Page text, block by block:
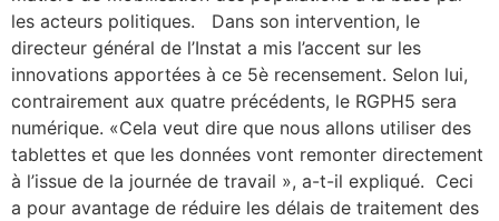
les acteurs politiques. Dans son intervention, le
directeur général de l’Instat a mis l’accent sur les
innovations apportées à ce 5è recensement. Selon lui,
contrairement aux quatre précédents, le RGPH5 sera
numérique. «Cela veut dire que nous allons utiliser des
tablettes et que les données vont remonter directement
à l’issue de la journée de travail », a-t-il expliqué. Ceci
a pour avantage de réduire les délais de traitement des